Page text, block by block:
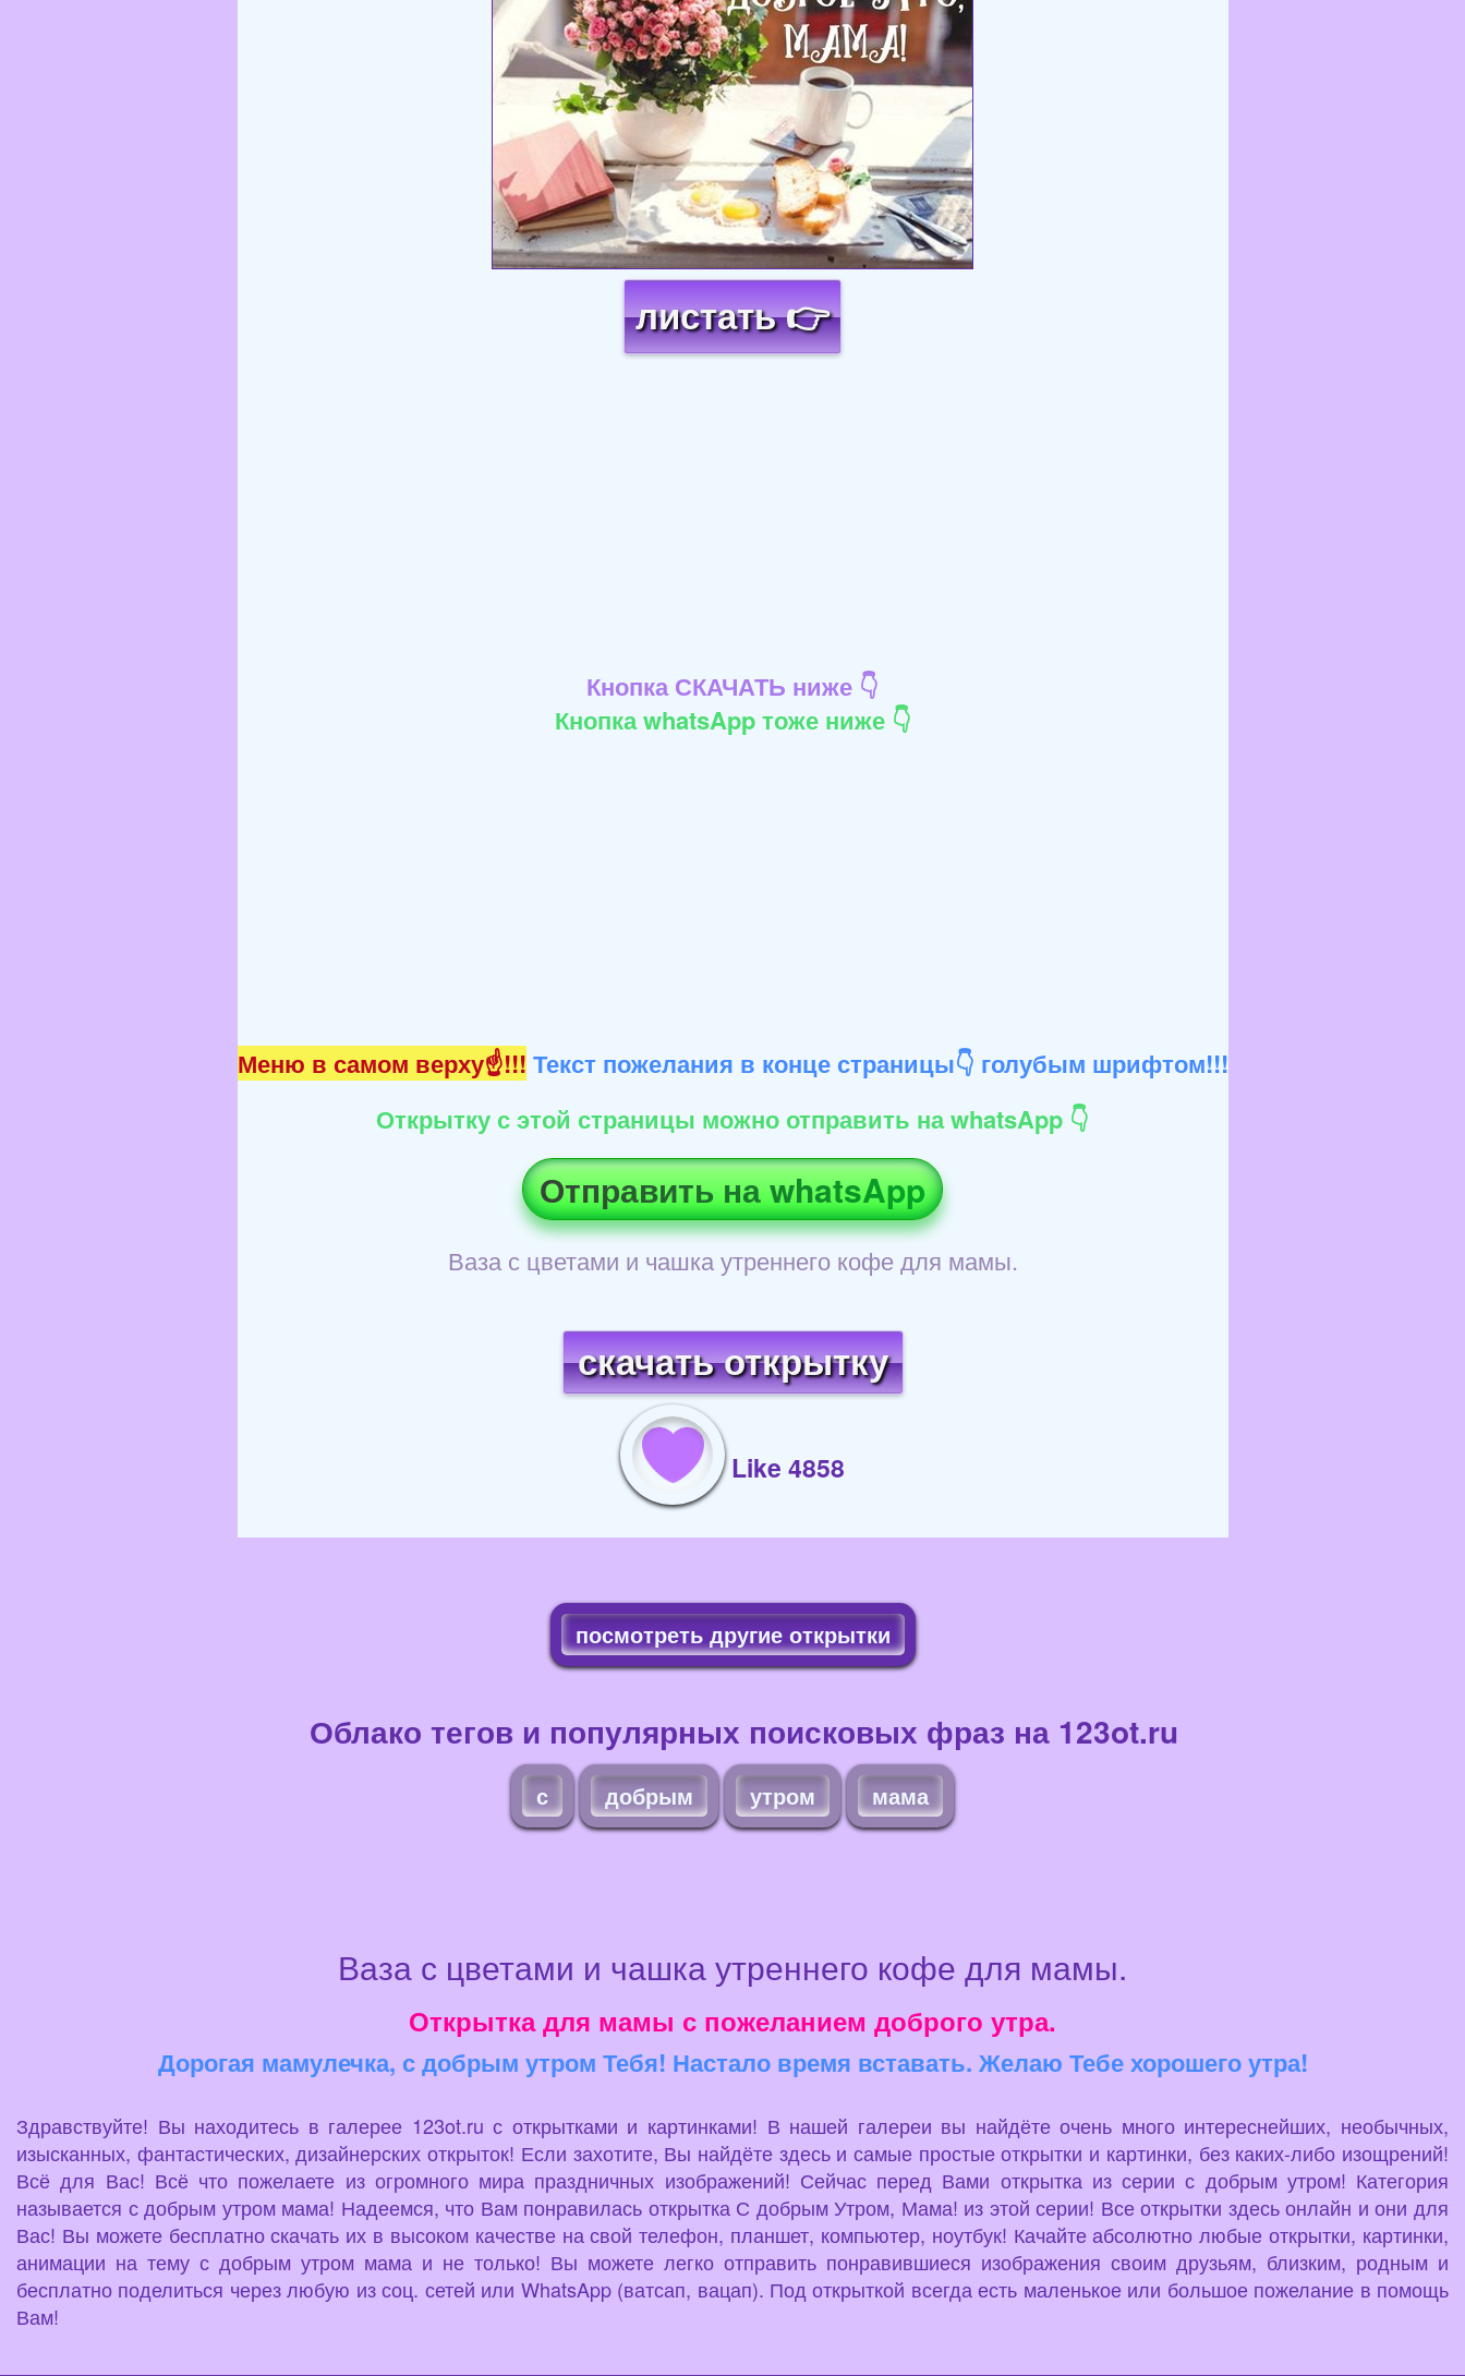
листать 👉
Кнопка СКАЧАТЬ ниже 👇
Кнопка whatsApp тоже ниже 👇
Меню в самом верху☝!!! Текст пожелания в конце страницы👇 голубым шрифтом!!!
Открытку с этой страницы можно отправить на whatsApp 👇
Отправить на whatsApp
Ваза с цветами и чашка утреннего кофе для мамы.
скачать открытку
Like 4858
посмотреть другие открытки
Облако тегов и популярных поисковых фраз на 123ot.ru
с добрым утром мама
Ваза с цветами и чашка утреннего кофе для мамы.
Открытка для мамы с пожеланием доброго утра.
Дорогая мамулечка, с добрым утром Тебя! Настало время вставать. Желаю Тебе хорошего утра!
Здравствуйте! Вы находитесь в галерее 123ot.ru с открытками и картинками! В нашей галереи вы найдёте очень много интереснейших, необычных,
изысканных, фантастических, дизайнерских открыток! Если захотите, Вы найдёте здесь и самые простые открытки и картинки, без каких-либо изощрений!
Всё для Вас! Всё что пожелаете из огромного мира праздничных изображений! Сейчас перед Вами открытка из серии с добрым утром! Категория
называется с добрым утром мама! Надеемся, что Вам понравилась открытка С добрым Утром, Мама! из этой серии! Все открытки здесь онлайн и они для
Вас! Вы можете бесплатно скачать их в высоком качестве на свой телефон, планшет, компьютер, ноутбук! Качайте абсолютно любые открытки, картинки,
анимации на тему с добрым утром мама и не только! Вы можете легко отправить понравившиеся изображения своим друзьям, близким, родным и
бесплатно поделиться через любую из соц. сетей или WhatsApp (ватсап, вацап). Под открыткой всегда есть маленькое или большое пожелание в помощь
Вам!